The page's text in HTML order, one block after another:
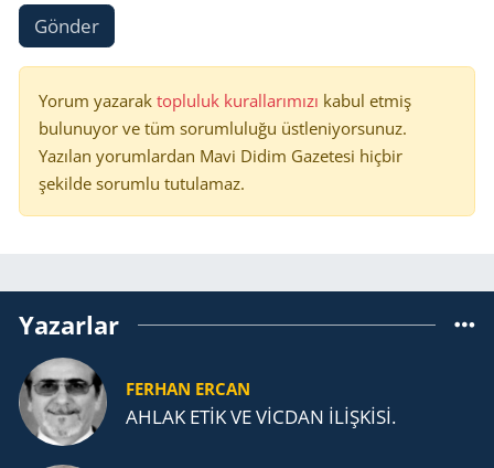
Gönder
Yorum yazarak topluluk kurallarımızı kabul etmiş
bulunuyor ve tüm sorumluluğu üstleniyorsunuz.
Yazılan yorumlardan Mavi Didim Gazetesi hiçbir
şekilde sorumlu tutulamaz.
Yazarlar
FERHAN ERCAN
AHLAK ETİK VE VİCDAN İLİŞKİSİ.